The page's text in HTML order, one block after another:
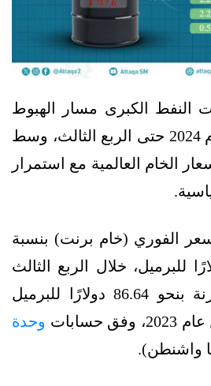
النفط الكبرى مسار الهبوط
الممتد منذ مطلع عام 2024 حتى الربع الثالث، وسط
الخام العالمية مع استمرار
الفوري (خام برنت) بنسبة
80.03 دولارًا للبرميل، خلال الربع الثالث
من عام 2024، مقارنة بنحو 86.64 دولارًا للبرميل
حسابات
وحدة
واشنطن).